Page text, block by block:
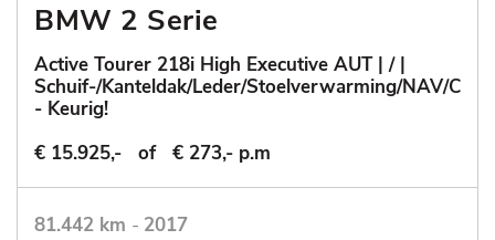
BMW 2 Serie
Active Tourer 218i High Executive AUT | / |
Schuif-/Kanteldak/Leder/Stoelverwarming/NAV/
- Keurig!
€ 15.925,-
of € 273,- p.m
81.442 km - 2017